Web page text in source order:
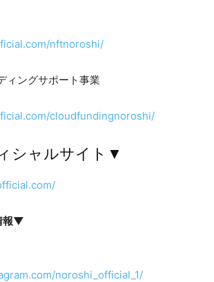
nftnoroshi/
ィングサポート事業
cloudfundingnoroshi/
シャルサイト▼
報▼
noroshi_official_1/